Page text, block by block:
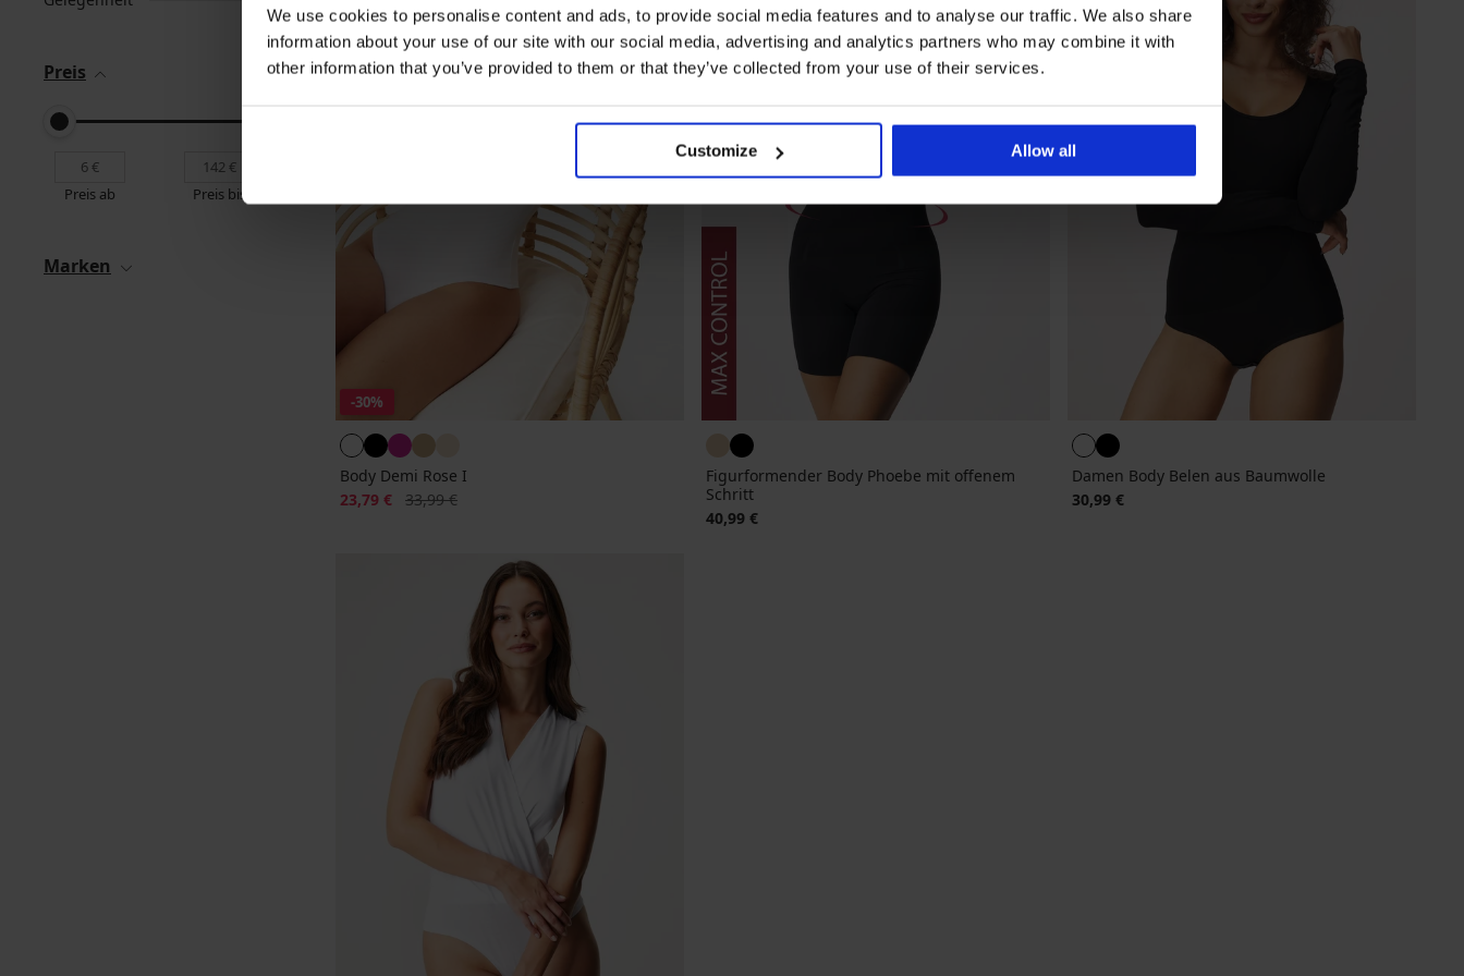
We use cookies to personalise content and ads, to provide social media features and to analyse our traffic. We also share
information about your use of our site with our social media, advertising and analytics partners who may combine it with
other information that you’ve provided to them or that they’ve collected from your use of their services.
Customize Allow all
Preis
Preis ab Preis bis
Marken
-30%
Body Demi Rose I
Rabatt
23,79 € Alter Preis
33,99 €
Figurformender Body Phoebe mit offenem
Schritt
40,99 €
Damen Body Belen aus Baumwolle
30,99 €